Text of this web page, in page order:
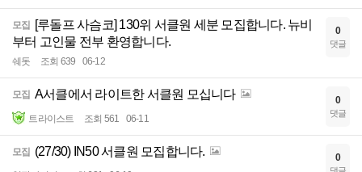
모집 [루돌프 사슴코] 130위 서클원 세분 모집합니다. 뉴비
부터 고인물 전부 환영합니다.
쉐돗 조회 639 06-12
0
댓글
모집 A서클에서 라이트한 서클원 모십니다
트라이스트 조회 561 06-11
0
댓글
모집 (27/30) IN50 서클원 모집합니다. 0
댓글